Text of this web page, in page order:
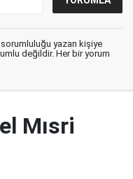
sorumluluğu yazan kişiye
değildir. Her bir yorum
Mısri